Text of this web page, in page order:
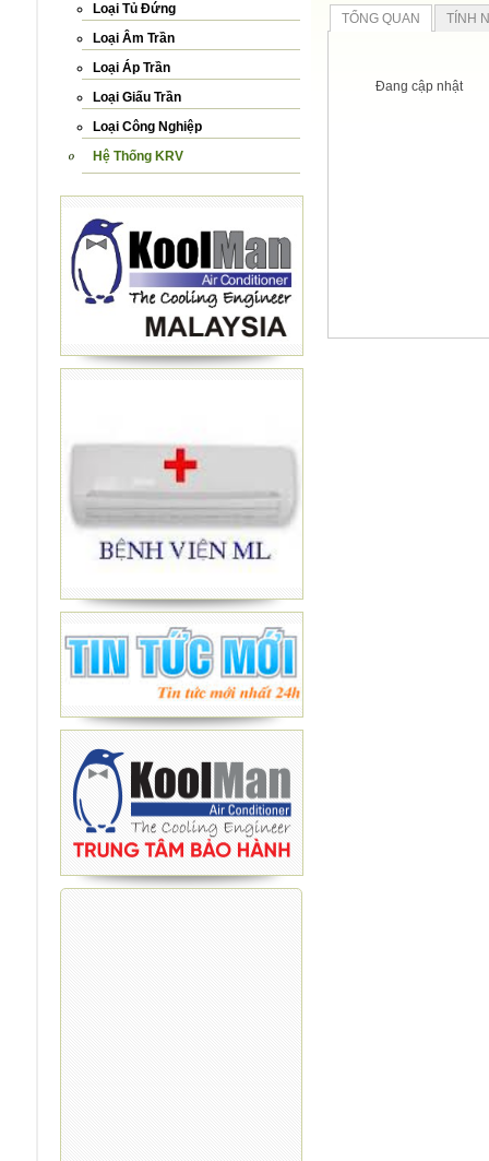
Loại Tủ Đứng
Loại Âm Trần
Loại Áp Trần
Loại Giấu Trần
Loại Công Nghiệp
Hệ Thống KRV
TỔNG QUAN TÍNH
Đang cập nhật